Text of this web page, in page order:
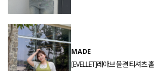
MADE
[EVELLET]레아브 물결 티셔츠